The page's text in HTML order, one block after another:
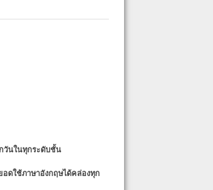
วันในทุกระดับชั้น
อดใช้ภาษาอังกฤษได้คล่องทุก